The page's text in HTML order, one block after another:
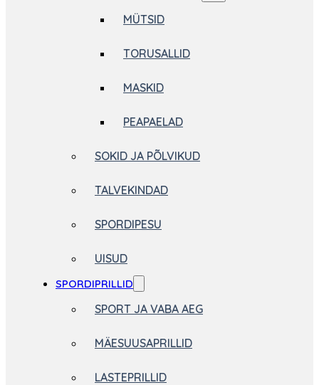
MÜTSID
TORUSALLID
MASKID
PEAPAELAD
SOKID JA PÕLVIKUD
TALVEKINDAD
SPORDIPESU
UISUD
SPORDIPRILLID
SPORT JA VABA AEG
MÄESUUSAPRILLID
LASTEPRILLID